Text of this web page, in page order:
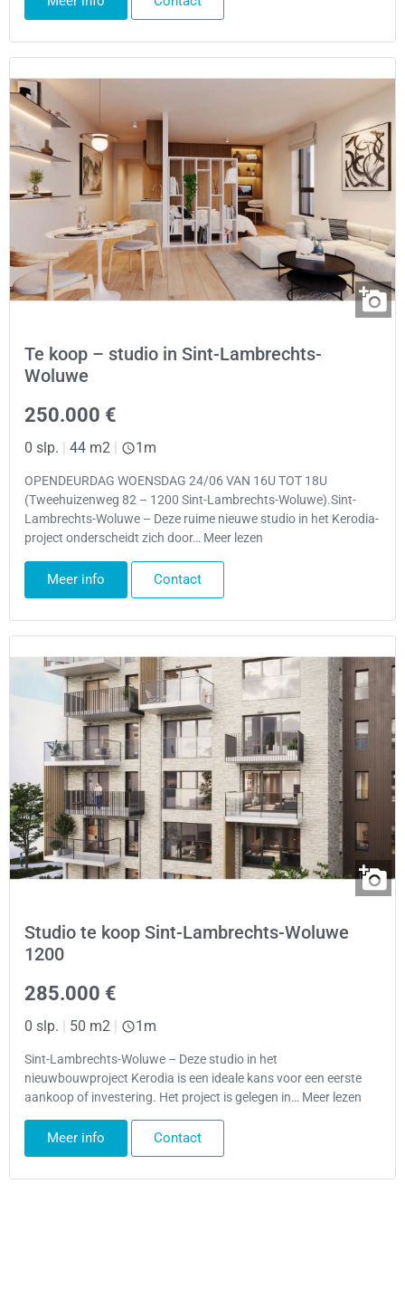
Te koop – studio in Sint-Lambrechts-
Woluwe
250.000 €
0 slp. | 44 m2 | 1m
OPENDEURDAG WOENSDAG 24/06 VAN 16U TOT 18U
(Tweehuizenweg 82 – 1200 Sint-Lambrechts-Woluwe).Sint-
Lambrechts-Woluwe – Deze ruime nieuwe studio in het Kerodia-
project onderscheidt zich door… Meer lezen
Meer info Contact
Studio te koop Sint-Lambrechts-Woluwe
1200
285.000 €
0 slp. | 50 m2 | 1m
Sint-Lambrechts-Woluwe – Deze studio in het
nieuwbouwproject Kerodia is een ideale kans voor een eerste
aankoop of investering. Het project is gelegen in… Meer lezen
Meer info Contact